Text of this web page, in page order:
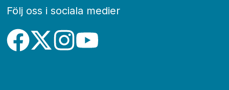
Följ oss i sociala medier